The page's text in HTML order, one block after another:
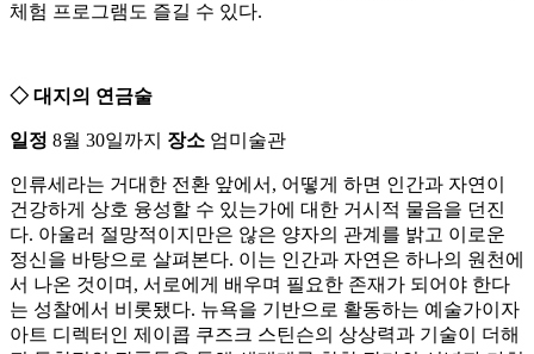
체험 프로그램도 즐길 수 있다.
◇ 대지의 연금술
일정 8월 30일까지 장소 엄미술관
인류세라는 거대한 전환 앞에서, 어떻게 하면 인간과 자연이
건강하게 상호 융성할 수 있는가에 대한 거시적 물음을 던진
다. 아울러 절망적이지만은 않은 양자의 관계를 밝고 이로운
정신을 바탕으로 살펴본다. 이는 인간과 자연은 하나의 원천에
서 나온 것이며, 서로에게 배우며 필요한 존재가 되어야 한다
는 성찰에서 비롯됐다. 뉴욕을 기반으로 활동하는 예술가이자
아트 디렉터인 제이콥 쿠즈크 스틴슨의 상상력과 기술이 더해